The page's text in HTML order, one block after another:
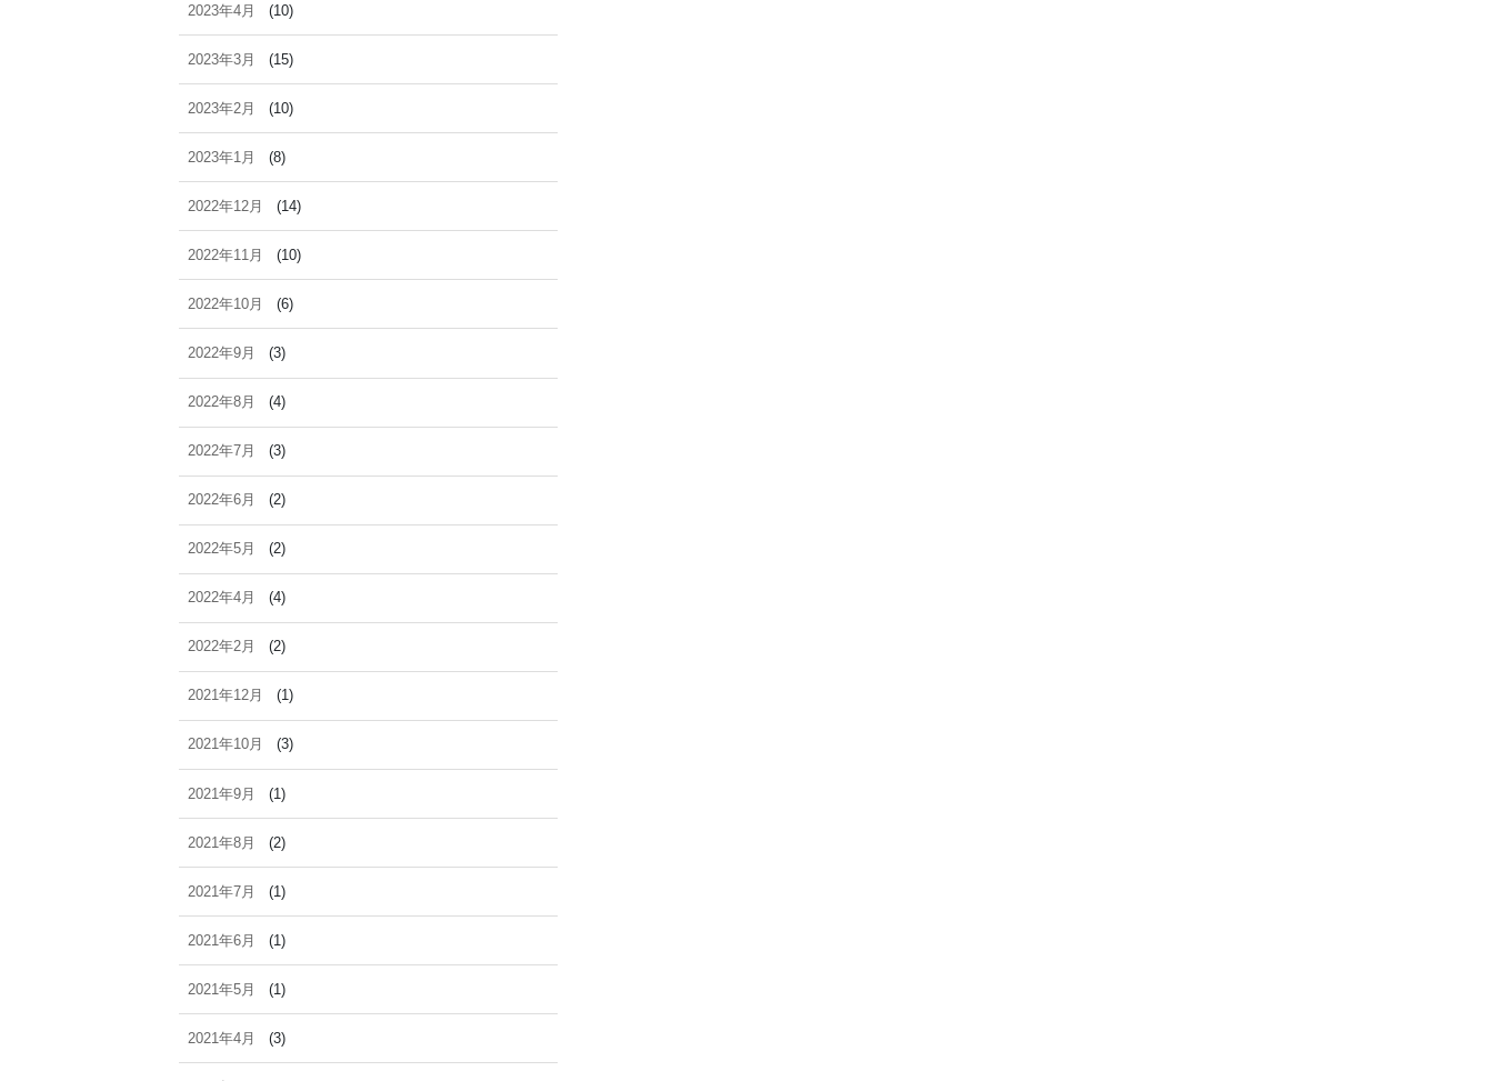
2023年4月 (10)
2023年3月 (15)
2023年2月 (10)
2023年1月 (8)
2022年12月 (14)
2022年11月 (10)
2022年10月 (6)
2022年9月 (3)
2022年8月 (4)
2022年7月 (3)
2022年6月 (2)
2022年5月 (2)
2022年4月 (4)
2022年2月 (2)
2021年12月 (1)
2021年10月 (3)
2021年9月 (1)
2021年8月 (2)
2021年7月 (1)
2021年6月 (1)
2021年5月 (1)
2021年4月 (3)